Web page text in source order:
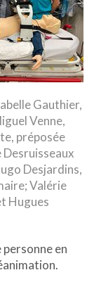
Gauthier,
Venne,
préposée
Desruisseaux
Desjardins,
Valérie
Hugues
en